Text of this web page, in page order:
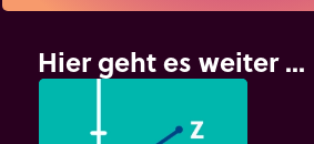
Hier geht es weiter ...